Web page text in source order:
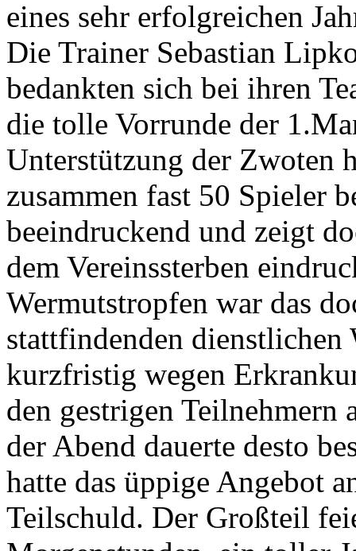
eines sehr erfolgreichen
Die Trainer Sebastian
bedankten sich bei ihren
die tolle Vorrunde der
Unterstützung der Zwoten
zusammen fast 50 Spieler
beeindruckend und zeigt
dem Vereinssterben
Wermutstropfen war das
stattfindenden dienstlichen
kurzfristig wegen
den gestrigen Teilnehmern
der Abend dauerte desto
hatte das üppige Angebot
Teilschuld. Der Großteil